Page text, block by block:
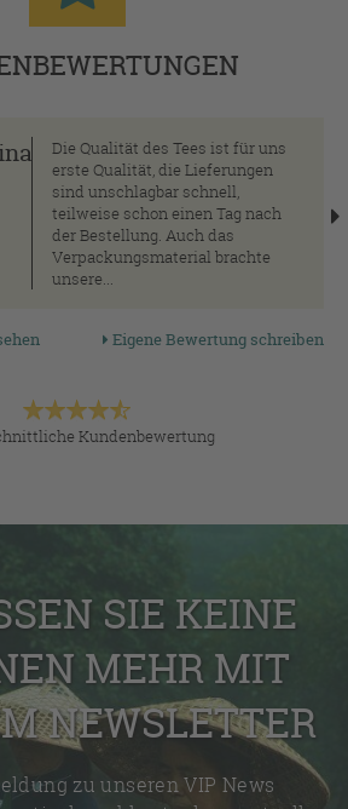
Die Qualität des Tees ist für uns
erste Qualität, die Lieferungen
sind unschlagbar schnell,
teilweise schon einen Tag nach
der Bestellung. Auch das
Verpackungsmaterial brachte
unsere...
Eigene Bewertung schreiben
Kundenbewertung
SIE KEINE
MEHR MIT
NEWSLETTER
zu unseren VIP News